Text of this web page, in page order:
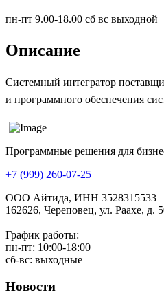
пн-пт 9.00-18.00 сб вс выходной
Описание
Системный интегратор
и программного обеспечения
Программные решения для
+7 (999) 260-07-25
ООО Айтида, ИНН 3528315533
162626, Череповец, ул. Раахе, д.
График работы:
пн-пт: 10:00-18:00
сб-вс: выходные
Новости